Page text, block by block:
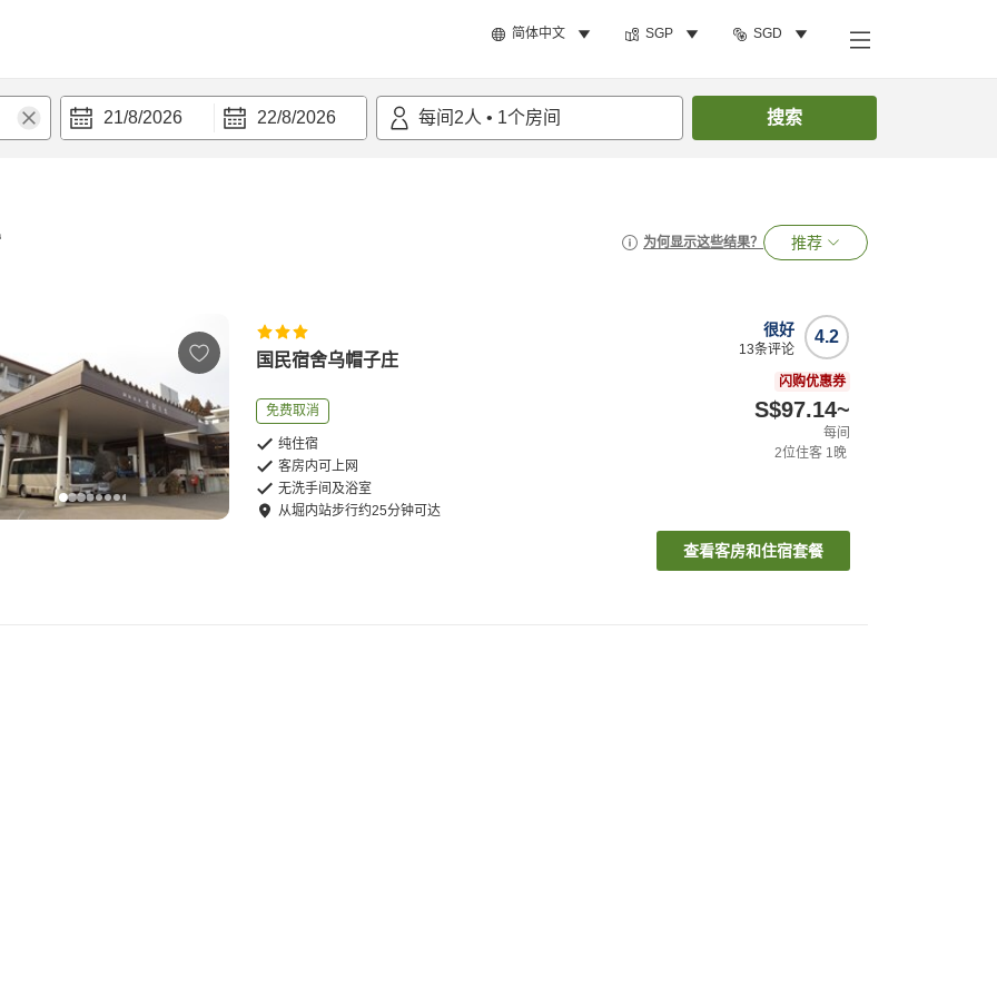
简体中文 SGP SGD
21/8/2026 22/8/2026 每间 2人 • 1个房间 搜索
为何显示这些结果？ 推荐
国民宿舍乌帽子庄
免费取消
纯住宿
客房内可上网
无洗手间及浴室
从堀内站步行约25分钟可达
4.2
很好
13条评论
闪购优惠券
S$97.14~
每间
2位住客 1晚
查看客房和住宿套餐